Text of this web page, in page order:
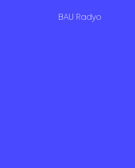
BAU Radyo